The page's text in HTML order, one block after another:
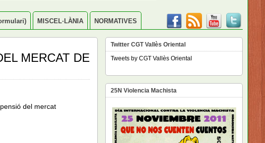
MISCEL·LÀNIA NORMATIVES
MERCAT DE
del mercat
Twitter CGT Vallès Oriental
Tweets by CGT Vallès Oriental
25N Violencia Machista